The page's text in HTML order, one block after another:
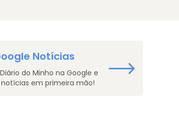
Notícias
do Minho na Google e
notícias em primeira mão!